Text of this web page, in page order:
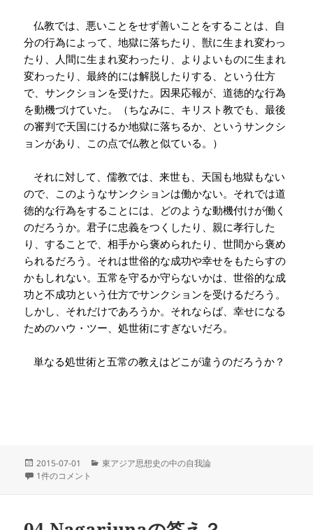
仏教では、悪いことをせず善いことをすることは、自
分の行為によって、地獄に落ちたり、獣に生まれ変わっ
たり、人間に生まれ変わったり、よりよいものに生まれ
変わったり、最終的には解脱したりする、という仕方
で、サンクションを受けた。因果応報が、道徳的な行為
を動機づけていた。（ちなみに、キリスト教でも、最後
の審判で天国にけるか地獄に落ちるか、というサンクシ
ョンがあり、この点で仏教と似ている。）
それに対して、儒教では、来世も、天国も地獄もない
ので、このようなサンクションは働かない。それでは道
徳的な行為をすることには、どのような動機付けが働く
のだろうか。君子に忠義をつくしたり、親に孝行した
り、することで、相手から褒められたり、世間から褒め
られるだろう。それは世俗的な成功や幸せをもたらすの
かもしれない。五常を守るか守らないかは、世俗的な成
功と不成功という仕方でサンクションを受けるだろう。
しかし、それだけであろうか。それならば、幸せになる
ためのハウ・ツー、処世術にすぎないだろ。
単なる処世術と五常の教えはどこが違うのだろうか？
投
稿
2015-07-01
カ
東アジア思想史の中の自我論
06 儒教の自我論 への
1件のコメント